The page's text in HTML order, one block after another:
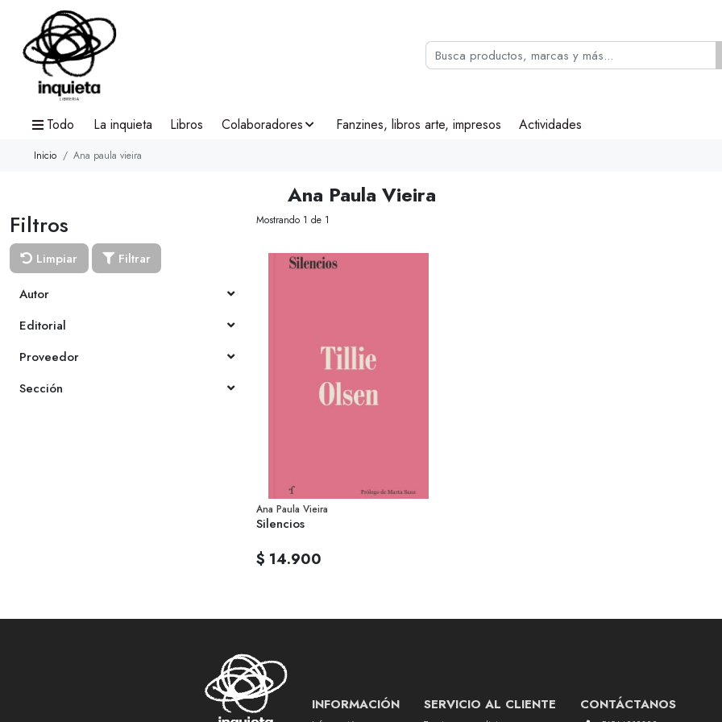
Todo La inquieta Libros Colaboradores Fanzines, libros arte, impresos Actividades
Inicio Ana paula vieira
Ana Paula Vieira
Filtros
Limpiar
Filtrar
Autor
Editorial
Proveedor
Sección
Mostrando 1 de 1
Ana Paula Vieira
Silencios
$ 14.900
INFORMACIÓN SERVICIO AL CLIENTE CONTÁCTANOS